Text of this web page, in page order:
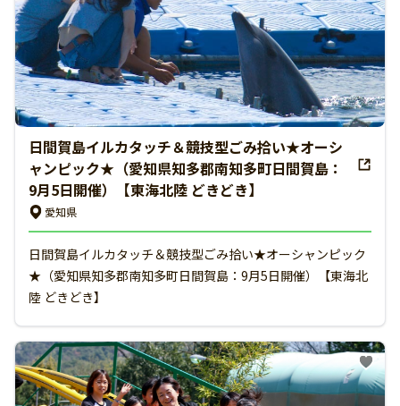
日間賀島イルカタッチ＆競技型ごみ拾い★オーシ
ャンピック★（愛知県知多郡南知多町日間賀島：
9月5日開催）【東海北陸 どきどき】
愛知県
日間賀島イルカタッチ＆競技型ごみ拾い★オーシャンピック
★（愛知県知多郡南知多町日間賀島：9月5日開催）【東海北
陸 どきどき】